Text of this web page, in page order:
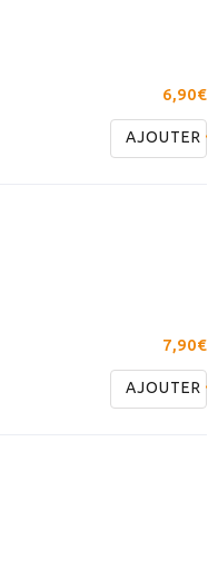
6,90€
AJOUTER
7,90€
AJOUTER